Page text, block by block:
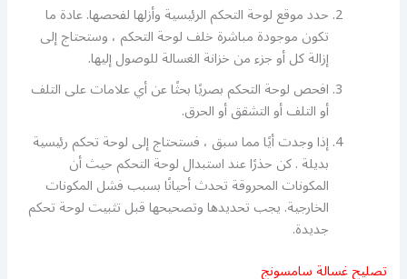
حدد موقع لوحة التحكم الرئيسية وأزلها لفحصها. عادة ما
تكون موجودة مباشرة خلف لوحة التحكم ، وستحتاج إلى
إزالة كل أو جزء من خزانة الغسالة للوصول إليها.
افحص لوحة التحكم بصريًا بحثًا عن أي علامات على التلف
أو التلف أو التشقق أو الحرق.
إذا وجدت أيًا مما سبق ، فستحتاج إلى لوحة تحكم رئيسية
بديلة . كن حذرًا عند استبدال لوحة التحكم حيث أن
المكونات المحروقة تحدث أحيانًا بسبب فشل المكونات
الخارجية. يجب تحديدها وتصحيحها قبل تثبيت لوحة تحكم
جديدة.
تصليح غسالة سامسونج